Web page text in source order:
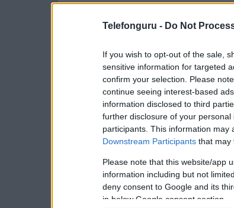
Telefonguru - Do Not
If you wish to opt-out of the sale,
sensitive information for targeted
confirm your selection. Please
continue seeing interest-based
information disclosed to third
further disclosure of your personal
participants. This information may
Downstream Participants that may
Please note that this website/app
information including but not
deny consent to Google and its
in below Google consent section.